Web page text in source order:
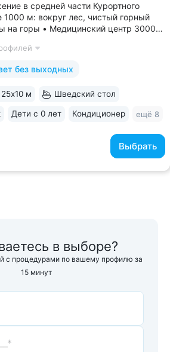
в средней части Курортного
1000 м: вокруг лес, чистый горный
на горы • Медицинский центр 3000
видов диагностики и ДНК-
без выходных
Выбрать
м Шведский стол
Дети с 0 лет Кондиционер ещё 8
в выборе?
с процедурами по вашему профилю за
15 минут